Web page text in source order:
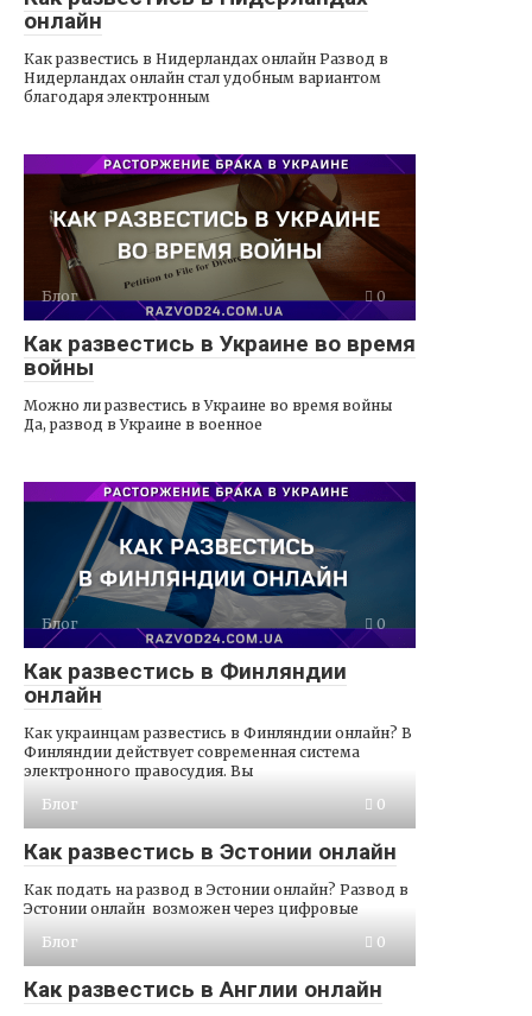
онлайн
Как развестись в Нидерландах онлайн Развод в
Нидерландах онлайн стал удобным вариантом
благодаря электронным
Блог 0
Как развестись в Украине во время
войны
Можно ли развестись в Украине во время войны
Да, развод в Украине в военное
Блог 0
Как развестись в Финляндии
онлайн
Как украинцам развестись в Финляндии онлайн? В
Финляндии действует современная система
электронного правосудия. Вы
Блог
0
Как развестись в Эстонии онлайн
Как подать на развод в Эстонии онлайн? Развод в
Эстонии онлайн возможен через цифровые
Блог
0
Как развестись в Англии онлайн